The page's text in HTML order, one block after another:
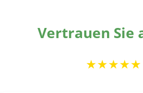
Vertrauen Sie
★★★★★